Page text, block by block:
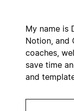
My name is
Notion, and
coaches,
save time
and